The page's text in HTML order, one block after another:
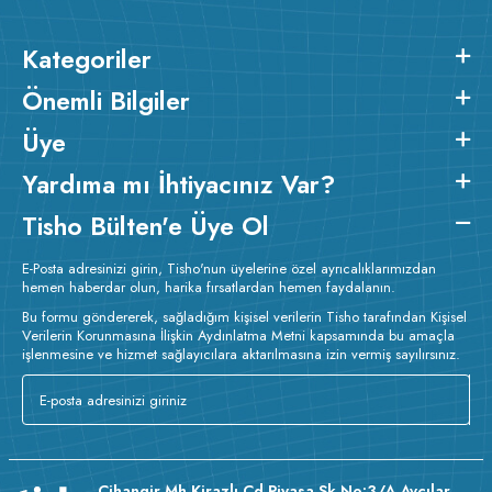
Kategoriler
Önemli Bilgiler
Üye
Yardıma mı İhtiyacınız Var?
Tisho Bülten'e Üye Ol
E-Posta adresinizi girin, Tisho'nun üyelerine özel ayrıcalıklarımızdan
hemen haberdar olun, harika fırsatlardan hemen faydalanın.
Bu formu göndererek, sağladığım kişisel verilerin Tisho tarafından Kişisel
Verilerin Korunmasına İlişkin Aydınlatma Metni kapsamında bu amaçla
işlenmesine ve hizmet sağlayıcılara aktarılmasına izin vermiş sayılırsınız.